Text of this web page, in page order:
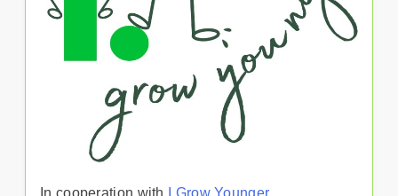
In cooperation with I Grow Younger